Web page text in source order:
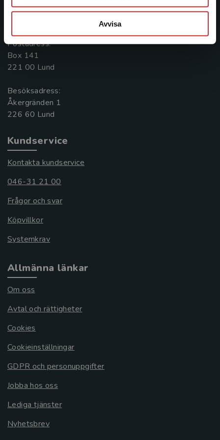
Avvisa
Kontakta oss
Postadress:
Box 141
221 00 Lund
Besöksadress:
Åkergränden 1
Kundservice
Kontakta kundservice
046-31 21 00
Frågor och svar
Köpvillkor
Systemkrav
Allmänna länkar
Om oss
Avtal och rättigheter
Cookies
Cookieinställningar
GDPR och personuppgifter
Jobba hos oss
Lediga tjänster
Nyhetsbrev